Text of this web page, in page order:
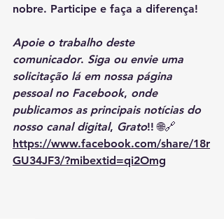
nobre. Participe e faça a diferença!
Apoie o trabalho deste
comunicador. Siga ou envie uma
solicitação lá em nossa página
pessoal no Facebook, onde
publicamos as principais notícias do
nosso canal digital, Grato!! 🌐🔗
https://www.facebook.com/share/18r
GU34JF3/?mibextid=qi2Omg